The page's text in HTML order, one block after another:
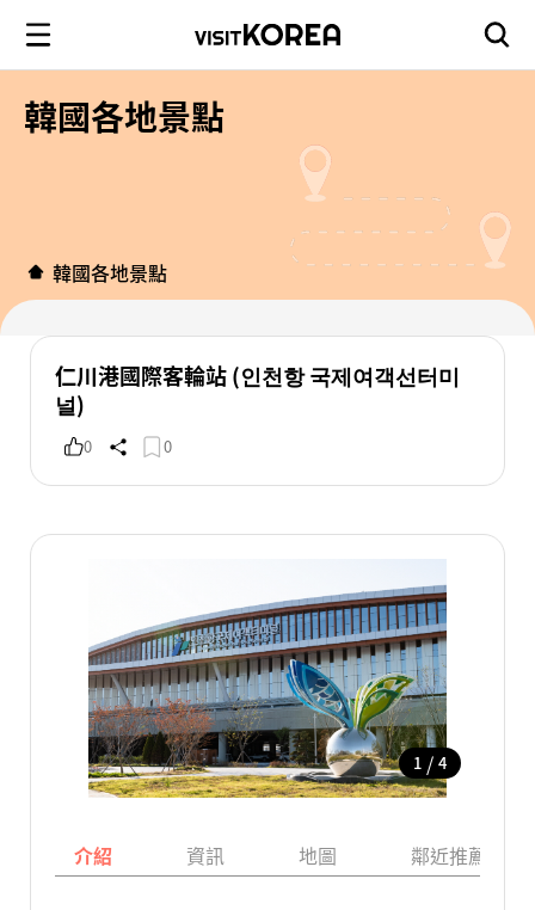
韓國各地景點
韓國各地景點
仁川港國際客輪站 (인천항 국제여객선터미
널)
0 0
1 / 4
介紹 資訊 地圖 鄰近推薦景點